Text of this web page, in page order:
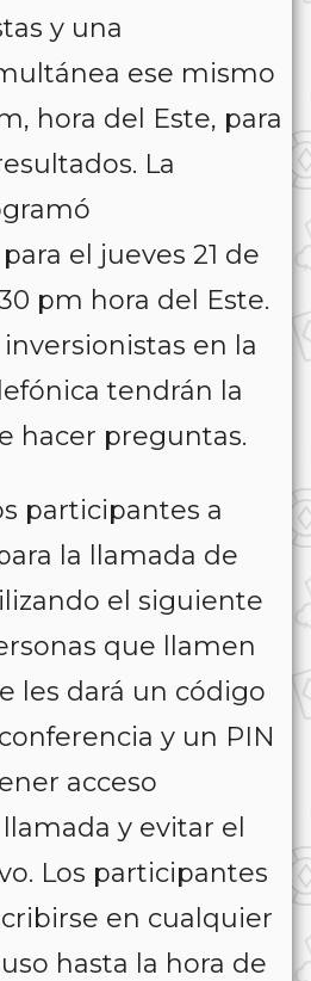
y una
ese mismo
hora del Este, para
La
el jueves 21 de
pm hora del Este.
en la
tendrán la
hacer preguntas.
participantes a
la llamada de
el siguiente
que llamen
les dará un código
y un PIN
acceso
y evitar el
Los participantes
en cualquier
hasta la hora de